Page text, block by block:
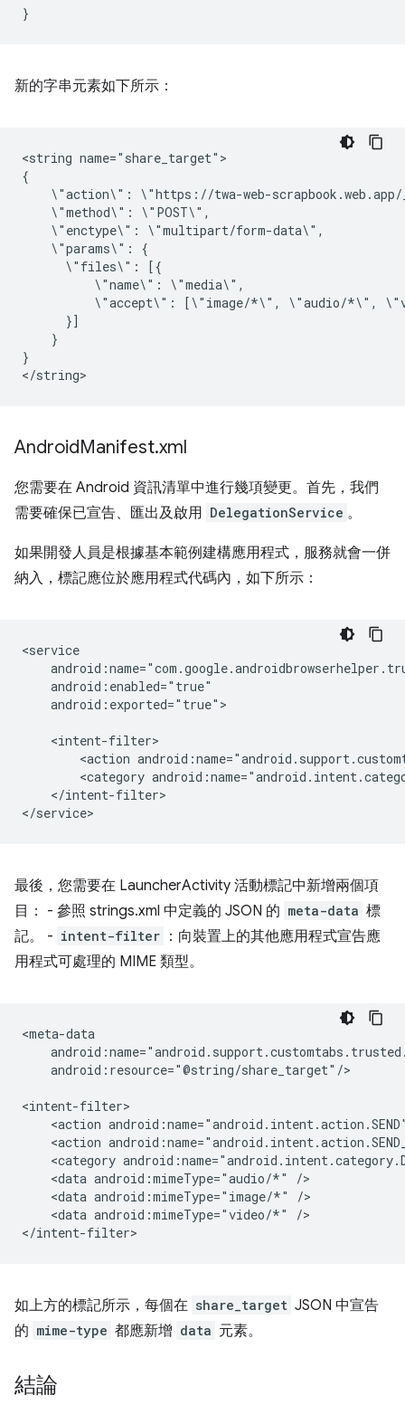
}
新的字串元素如下所示：
<string name="share_target">
\"action\":
\"method\":
\"enctype\":
\"params\":
\"files\":
\"name\":
\"accept\":
[\"image/*\",
\"audio/*\",
}
}
AndroidManifest.xml
您需要在 Android 資訊清單中進行幾項變更。首先，我們
需要確保已宣告、匯出及啟用 DelegationService 。
如果開發人員是根據基本範例建構應用程式，服務就會一併
納入，標記應位於應用程式代碼內，如下所示：
android:exported="true">
<action
<category
</intent-filter>
最後，您需要在 LauncherActivity 活動標記中新增兩個項
目： - 參照 strings.xml 中定義的 JSON 的 meta-data 標
記。 - intent-filter ：向裝置上的其他應用程式宣告應
用程式可處理的 MIME 類型。
android:resource="@string/share_target"/>
<action
<action
<category
<data android:mimeType="audio/*"
<data android:mimeType="image/*"
<data android:mimeType="video/*"
/>
如上方的標記所示，每個在 share_target JSON 中宣告
的 mime-type 都應新增 data 元素。
結論